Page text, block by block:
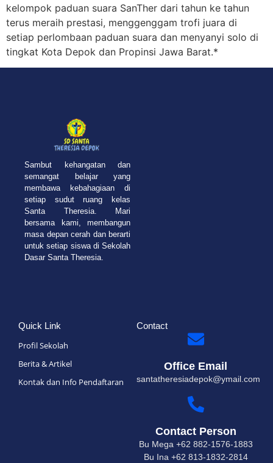
kelompok paduan suara SanTher dari tahun ke tahun
terus meraih prestasi, menggenggam trofi juara di
setiap perlombaan paduan suara dan menyanyi solo di
tingkat Kota Depok dan Propinsi Jawa Barat.*
Sambut kehangatan dan
semangat belajar yang
membawa kebahagiaan di
setiap sudut ruang kelas
Santa Theresia. Mari
bersama kami, membangun
masa depan cerah dan berarti
untuk setiap siswa di Sekolah
Dasar Santa Theresia.
Quick Link
Profil Sekolah
Berita & Artikel
Kontak dan Info Pendaftaran
Contact
Office Email
santatheresiadepok@ymail.com
Contact Person
Bu Mega +62 882-1576-1883
Bu Ina +62 813-1832-2814